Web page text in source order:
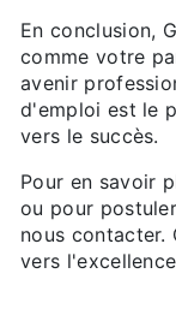
En conclusion,
comme votre
avenir
d'emploi est le
vers le succès.
Pour en savoir
ou pour
nous contacter.
vers